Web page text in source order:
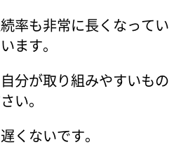
率も非常に長くなってい
ます。
分が取り組みやすいもの
い。
くないです。